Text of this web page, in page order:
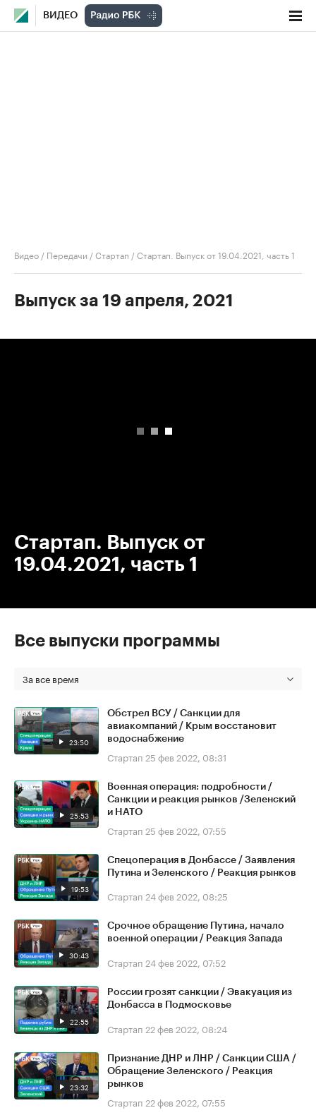
ВИДЕО
Видео / Передачи /Стартап /Стартап. Выпуск от 19.04.2021, часть 1
Выпуск за 19 апреля, 2021
Стартап. Выпуск от
19.04.2021, часть 1
Все выпуски программы
За все время
23:50
Обстрел ВСУ / Санкции для
авиакомпаний / Крым восстановит
водоснабжение
Стартап 25 фев 2022, 08:31
25:53
Военная операция: подробности /
Санкции и реакция рынков /Зеленский
и НАТО
Стартап 25 фев 2022, 07:55
19:53
Спецоперация в Донбассе / Заявления
Путина и Зеленского / Реакция рынков
Стартап 24 фев 2022, 08:25
30:43
Срочное обращение Путина, начало
военной операции / Реакция Запада
Стартап 24 фев 2022, 07:52
22:55
России грозят санкции / Эвакуация из
Донбасса в Подмосковье
Стартап 22 фев 2022, 08:24
23:32
Признание ДНР и ЛНР / Санкции США /
Обращение Зеленского / Реакция
рынков
Стартап 22 фев 2022, 07:55